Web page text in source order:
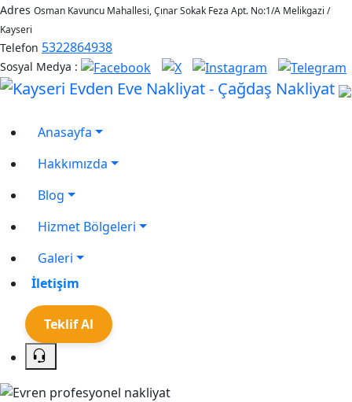
Adres Osman Kavuncu Mahallesi, Çınar Sokak Feza Apt. No:1/A Melikgazi /
Kayseri
Telefon 5322864938
Sosyal Medya :
Anasayfa
Hakkımızda
Blog
Hizmet Bölgeleri
Galeri
İletişim
Teklif Al